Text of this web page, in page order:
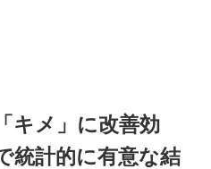
キメ」に改善効
計的に有意な結